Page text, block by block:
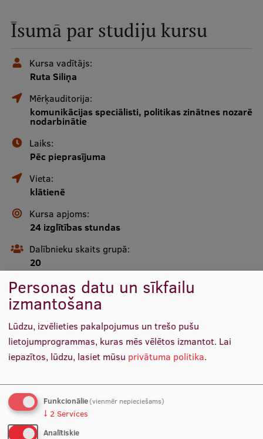
galvenā
izvēlne
Studiju iespējas
Pamatstudiju programmas
Maģistra studiju programmas
Doktorantūra
Rezidentūra
Praktiska informācija
Par RSU
Studentu dzīve
Fakultātes
Mūsu cilvēki
Stratēģija
Struktūra
Vēsture un tradīcijas
Īsumā par studiju kursu
Kursa vadītājs:
Ruta Siliņa
Mērķauditorija:
komunikācijas speciālisti, politikas zinātnes nozarē
nodarbinātie
Laiks:
Pēc pieprasījuma
Vieta:
klātienē
Kursa apjoms:
24 izglītības stundas
Dalībnieku skaits grupā:
20
Mērķis
Izkopt prasmes mijiedarbībā ar medijiem un spējas
praktiski pielietot mediju darbības pamatprincipus un
saskarsmes veidus atšķirīgās mediju platformās.
Filmēšana mediju treniņa vajadzībām
notiek grupās pa 6–7 cilvēki vienā reizē.
Personas datu un sīkfailu
izmantošana
Lūdzu, izvēlieties pakalpojumus un trešo pušu
lietojumprogrammas, kuras mēs vēlētos izmantot. Lai
iepazītos, lūdzu, lasiet mūsu privātuma politika.
Funkcionālie(vienmēr nepieciešams)
↓ 2 Services
Analītiskie